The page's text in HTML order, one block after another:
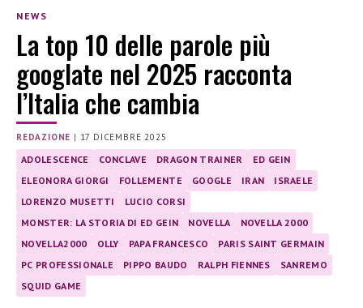
NEWS
La top 10 delle parole più
googlate nel 2025 racconta
l’Italia che cambia
REDAZIONE | 17 DICEMBRE 2025
ADOLESCENCE CONCLAVE DRAGON TRAINER
ED GEIN
ELEONORA GIORGI
FOLLEMENTE GOOGLE IRAN
ISRAELE
LORENZO MUSETTI
LUCIO CORSI
MONSTER: LA STORIA DI ED GEIN
NOVELLA
NOVELLA 2000
NOVELLA2000
OLLY PAPA FRANCESCO
PARIS SAINT GERMAIN
PC PROFESSIONALE
PIPPO BAUDO RALPH FIENNES
SANREMO
SQUID GAME